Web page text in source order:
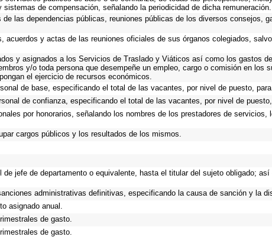
de compensación, señalando la periodicidad de dicha remuneración.
las dependencias públicas, reuniones públicas de los diversos consejos,
y actas de las reuniones oficiales de sus órganos colegiados,
y asignados a los Servicios de Traslado y Viáticos así como los gastos
y/o toda persona que desempeñe un empleo, cargo o comisión en los
el ejercicio de recursos económicos.
de base, especificando el total de las vacantes, por nivel de puesto,
de confianza, especificando el total de las vacantes, por nivel de
por honorarios, señalando los nombres de los prestadores de
cargos públicos y los resultados de los mismos.
jefe de departamento o equivalente, hasta el titular del sujeto obligado;
administrativas definitivas, especificando la causa de sanción y la
asignado anual.
de gasto.
de gasto.